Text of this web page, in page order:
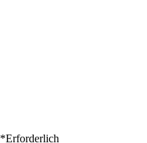
*Erforderlich